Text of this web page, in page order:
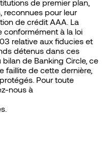
de premier plan,
reconnues pour leur
de crédit AAA. La
conformément à la loi
relative aux fiducies et
détenus dans ces
de Banking Circle, ce
faillite de cette dernière,
Pour toute
nous à